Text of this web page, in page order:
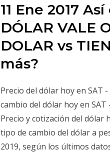
11 Ene 2017
DÓLAR VALE
DOLAR vs
más?
Precio del dólar hoy en SAT
cambio del dólar hoy en
Precio y cotización del dólar
tipo de cambio del dólar a
2019, según los últimos